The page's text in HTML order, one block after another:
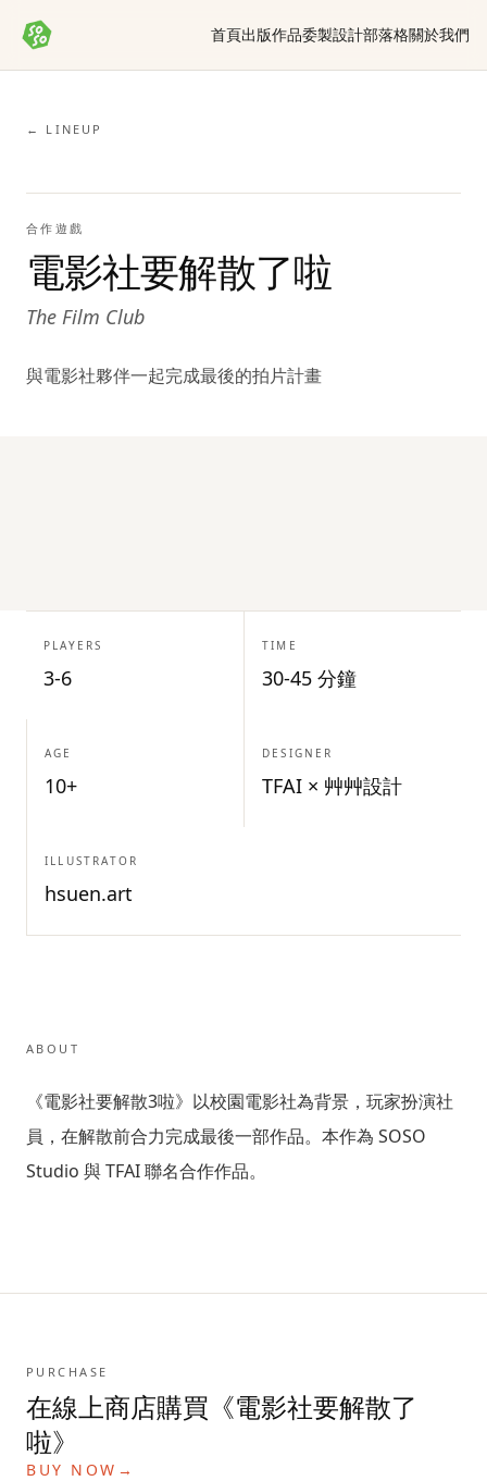
首頁出版作品委製設計部落格關於我們
← LINEUP
合作遊戲
電影社要解散了啦
The Film Club
與電影社夥伴一起完成最後的拍片計畫
PLAYERS
3-6
TIME
30-45 分鐘
AGE
10+
DESIGNER
TFAI × 艸艸設計
ILLUSTRATOR
hsuen.art
ABOUT
《電影社要解散3啦》以校園電影社為背景，玩家扮演社
員，在解散前合力完成最後一部作品。本作為 SOSO
Studio 與 TFAI 聯名合作作品。
PURCHASE
在線上商店購買《電影社要解散了
啦》
BUY NOW →